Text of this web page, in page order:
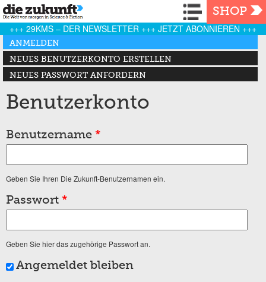
Navigation
SHOP
+++ 29KMS – DER NEWSLETTER +++ JETZT ABONNIEREN +++
Haupt-Reiter
ANMELDEN
(AKTIVER REITER)
NEUES BENUTZERKONTO ERSTELLEN
NEUES PASSWORT ANFORDERN
Benutzerkonto
Benutzername *
Geben Sie Ihren Die Zukunft-Benutzernamen ein.
Passwort *
Geben Sie hier das zugehörige Passwort an.
Angemeldet bleiben